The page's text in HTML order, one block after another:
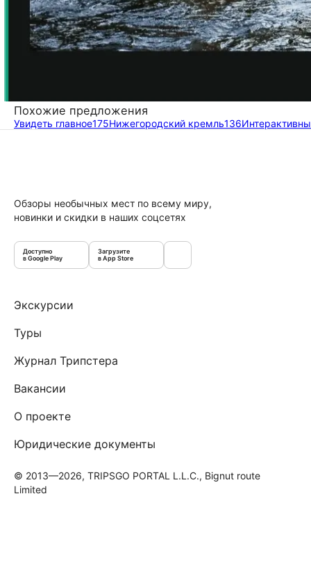
Похожие предложения
Увидеть главное175Нижегородский кремль136
Обзоры необычных мест по всему миру,
новинки и скидки в наших соцсетях
Доступно
в Google Play
Загрузите
в App Store
Экскурсии
Туры
Журнал Трипстера
Вакансии
О проекте
Юридические документы
© 2013—2026, TRIPSGO PORTAL L.L.C., Bignut route
Limited